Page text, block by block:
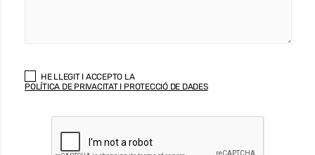
HE LLEGIT I ACCEPTO LA
POLÍTICA DE PRIVACITAT I PROTECCIÓ DE DADES